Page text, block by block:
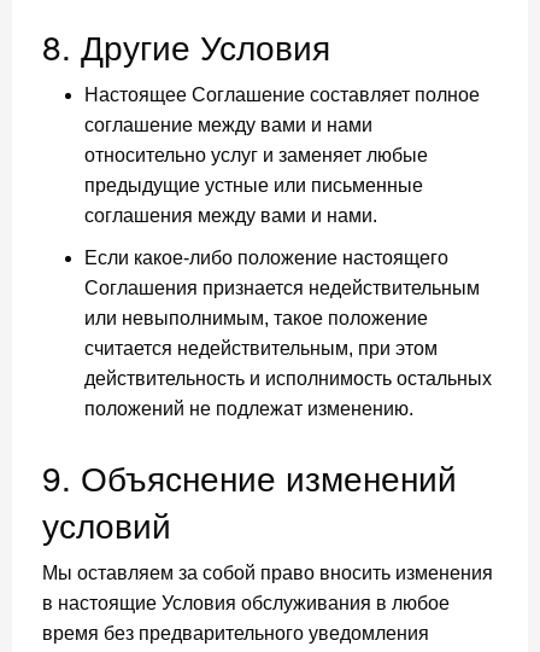
8. Другие Условия
Настоящее Соглашение составляет полное
соглашение между вами и нами
относительно услуг и заменяет любые
предыдущие устные или письменные
соглашения между вами и нами.
Если какое-либо положение настоящего
Соглашения признается недействительным
или невыполнимым, такое положение
считается недействительным, при этом
действительность и исполнимость остальных
положений не подлежат изменению.
9. Объяснение изменений
условий
Мы оставляем за собой право вносить изменения
в настоящие Условия обслуживания в любое
время без предварительного уведомления